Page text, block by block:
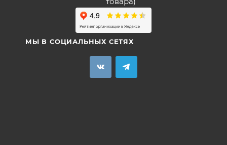
МЫ В СОЦИАЛЬНЫХ СЕТЯХ